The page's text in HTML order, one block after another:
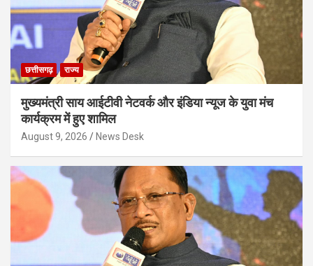
छत्तीसगढ़ राज्य
मुख्यमंत्री साय आईटीवी नेटवर्क और इंडिया न्यूज के युवा मंच
कार्यक्रम में हुए शामिल
August 9, 2026 News Desk